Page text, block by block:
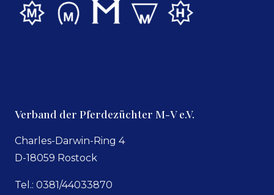
Verband der Pferdezüchter M-V e.V.
Charles-Darwin-Ring 4
D-18059 Rostock
Tel.: 0381/44033870